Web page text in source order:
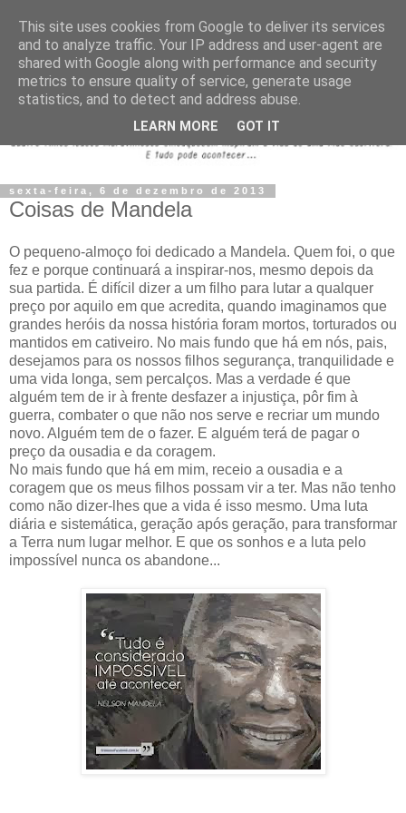
sexta-feira, 6 de dezembro de 2013
Coisas de Mandela
O pequeno-almoço foi dedicado a Mandela. Quem foi, o que
fez e porque continuará a inspirar-nos, mesmo depois da
sua partida. É difícil dizer a um filho para lutar a qualquer
preço por aquilo em que acredita, quando imaginamos que
grandes heróis da nossa história foram mortos, torturados ou
mantidos em cativeiro. No mais fundo que há em nós, pais,
desejamos para os nossos filhos segurança, tranquilidade e
uma vida longa, sem percalços. Mas a verdade é que
alguém tem de ir à frente desfazer a injustiça, pôr fim à
guerra, combater o que não nos serve e recriar um mundo
novo. Alguém tem de o fazer. E alguém terá de pagar o
preço da ousadia e da coragem.
No mais fundo que há em mim, receio a ousadia e a
coragem que os meus filhos possam vir a ter. Mas não tenho
como não dizer-lhes que a vida é isso mesmo. Uma luta
diária e sistemática, geração após geração, para transformar
a Terra num lugar melhor. E que os sonhos e a luta pelo
impossível nunca os abandone...
This site uses cookies from Google to deliver its services
and to analyze traffic. Your IP address and user-agent are
shared with Google along with performance and security
metrics to ensure quality of service, generate usage
statistics, and to detect and address abuse.
LEARN MORE GOT IT